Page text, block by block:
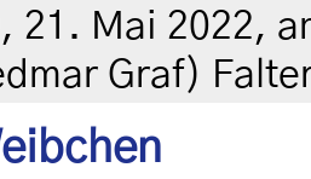
21. Mai 2022,
Graf)